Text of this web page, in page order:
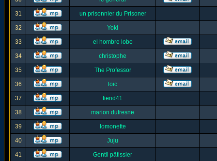
31 un prisonnier du Prisoner
32 Yoki
33 el hombre lobo
34 christophe
35 The Professor
36 loic
37 fiend41
38 marion dufresne
39 lomonette
40 Juju
41 Gentil pâtissier